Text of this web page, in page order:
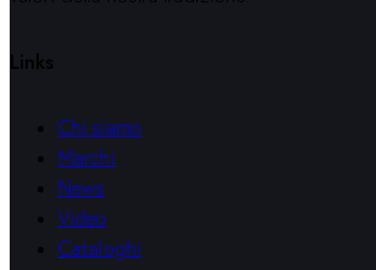
Links
Chi siamo
Marchi
News
Video
Cataloghi